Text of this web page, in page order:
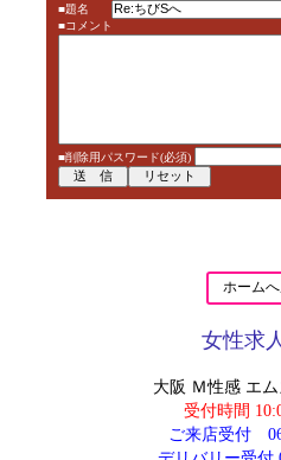
■題名
■コメント
■削除用パスワード(必須)
ホーム
女性求
大阪 Ｍ性感 エ
受付時間
ご来店受付